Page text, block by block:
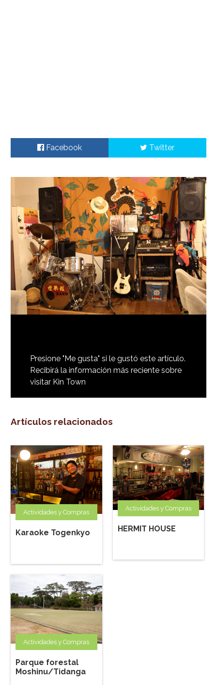
Facebook Twitter
Presione "Me gusta" si le gustó este artículo.
Recibirá la información más reciente sobre
visitar Kin Town
Artículos relacionados
Actividades y Compras
Karaoke Togenkyo
Actividades y Compras
HERMIT HOUSE
Actividades y Compras
Parque forestal
Moshinu/Tidanga